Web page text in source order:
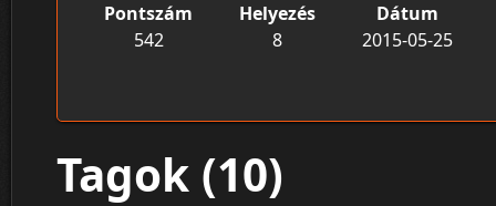
Pontszám Helyezés
Dátum
542
8 2015-05-25
Tagok (10)